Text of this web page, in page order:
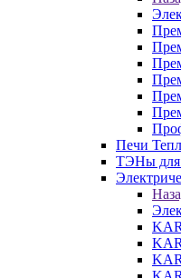
Печи
ТЭНы для